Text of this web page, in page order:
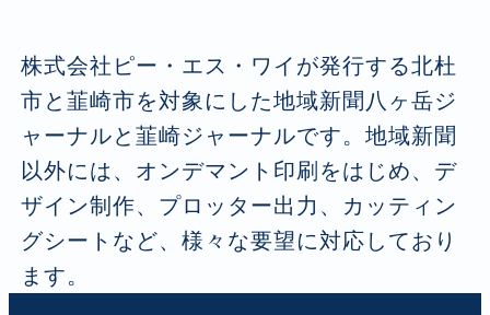
株式会社ピー・エス・ワイが発行する北杜
市と韮崎市を対象にした地域新聞八ヶ岳ジ
ャーナルと韮崎ジャーナルです。地域新聞
以外には、オンデマント印刷をはじめ、デ
ザイン制作、プロッター出力、カッティン
グシートなど、様々な要望に対応しており
ます。